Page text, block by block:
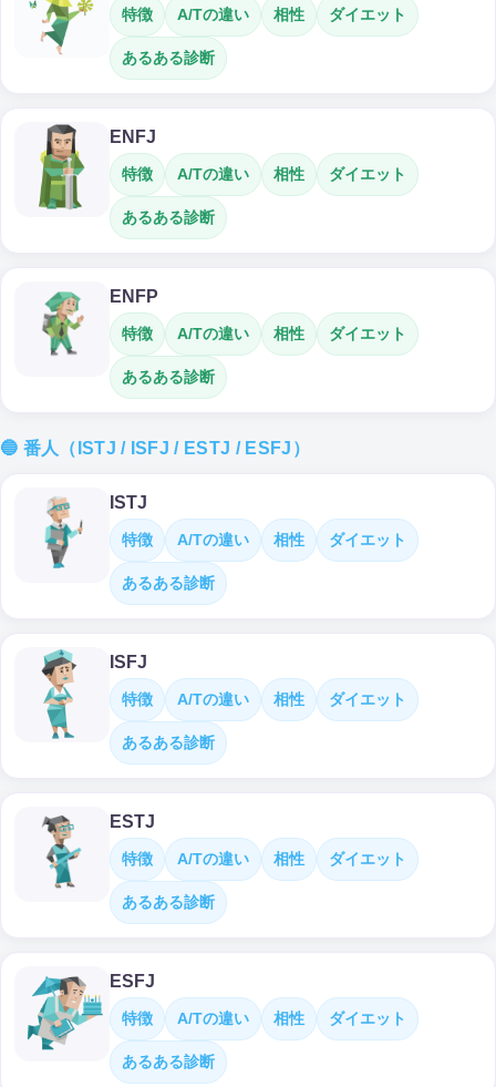
特徴 A/Tの違い 相性 ダイエット
あるある診断
ENFJ
特徴 A/Tの違い 相性 ダイエット
あるある診断
ENFP
特徴 A/Tの違い 相性 ダイエット
あるある診断
🔵 番人（ISTJ / ISFJ / ESTJ / ESFJ）
ISTJ
特徴 A/Tの違い 相性 ダイエット
あるある診断
ISFJ
特徴 A/Tの違い 相性 ダイエット
あるある診断
ESTJ
特徴 A/Tの違い 相性 ダイエット
あるある診断
ESFJ
特徴 A/Tの違い 相性 ダイエット
あるある診断